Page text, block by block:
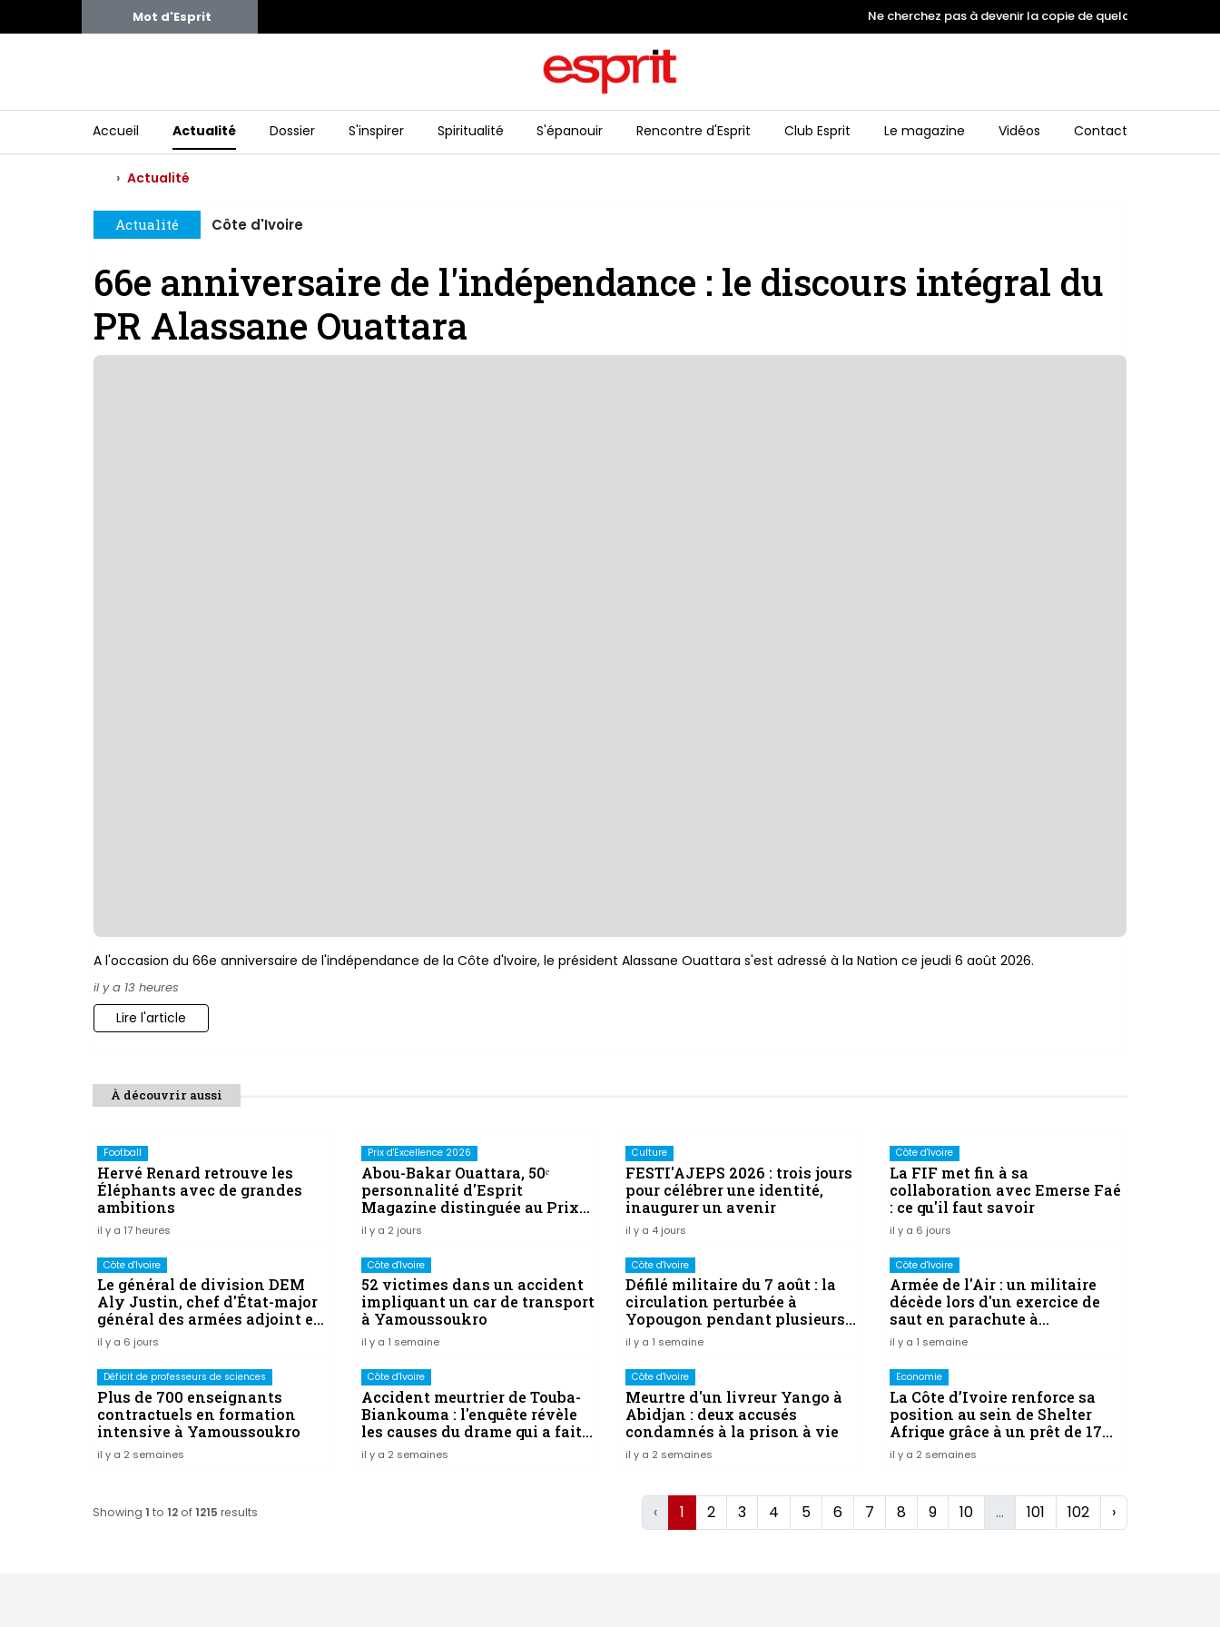
Mot d'Esprit Ne cherchez pas à devenir la copie de quelqu'un. Inspirez
Accueil Actualité Dossier S'inspirer Spiritualité S'épanouir Rencontre d'Esprit Club Esprit Le magazine Vidéos Contact
Actualité
Actualité Côte d'Ivoire
66e anniversaire de l'indépendance : le discours intégral du
PR Alassane Ouattara
A l'occasion du 66e anniversaire de l'indépendance de la Côte d'Ivoire, le président Alassane Ouattara s'est adressé à la Nation ce jeudi 6 août 2026.
il y a 13 heures
Lire l'article
À découvrir aussi
Football
Hervé Renard retrouve les
Éléphants avec de grandes
ambitions
il y a 17 heures
Prix d'Excellence 2026
Abou-Bakar Ouattara, 50ᵉ
personnalité d'Esprit
Magazine distinguée au Prix
d'Excellence 2026
il y a 2 jours
Culture
FESTI'AJEPS 2026 : trois jours
pour célébrer une identité,
inaugurer un avenir
il y a 4 jours
Côte d'Ivoire
La FIF met fin à sa
collaboration avec Emerse Faé
: ce qu'il faut savoir
il y a 6 jours
Côte d'Ivoire
Le général de division DEM
Aly Justin, chef d'État-major
général des armées adjoint est
décédé
il y a 6 jours
Côte d'Ivoire
52 victimes dans un accident
impliquant un car de transport
à Yamoussoukro
il y a 1 semaine
Côte d'Ivoire
Défilé militaire du 7 août : la
circulation perturbée à
Yopougon pendant plusieurs
jours
il y a 1 semaine
Côte d'Ivoire
Armée de l'Air : un militaire
décède lors d'un exercice de
saut en parachute à
Yamoussoukro
il y a 1 semaine
Déficit de professeurs de sciences
Plus de 700 enseignants
contractuels en formation
intensive à Yamoussoukro
il y a 2 semaines
Côte d'Ivoire
Accident meurtrier de Touba-
Biankouma : l'enquête révèle
les causes du drame qui a fait
39 morts
il y a 2 semaines
Côte d'Ivoire
Meurtre d'un livreur Yango à
Abidjan : deux accusés
condamnés à la prison à vie
il y a 2 semaines
Economie
La Côte d’Ivoire renforce sa
position au sein de Shelter
Afrique grâce à un prêt de 17
millions de dollars
il y a 2 semaines
Showing 1 to 12 of1215 results ‹ 1 2 3 4 5 6 7 8 9 10 ... 101 102 ›